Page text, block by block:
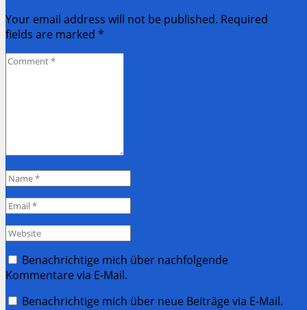
Your email address will not be published. Required
fields are marked *
Comment
Name
Email
Website
Benachrichtige mich über nachfolgende
Kommentare via E-Mail.
Benachrichtige mich über neue Beiträge via E-Mail.